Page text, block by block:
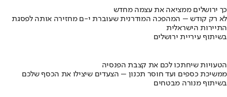
כך ירושלים ממציאה את עצמה מחדש
לא רק קודש – המהפכה המודרנית שעוברת י-ם מחזירה אותה לפסגת
התיירות הישראלית
בשיתוף עיריית ירושלים
הטעויות שיחתכו לכם את קצבת הפנסיה
ממשיכת כספים ועד חוסר תכנון – הצעדים שיצילו את הכסף שלכם
בשיתוף מנורה מבטחים